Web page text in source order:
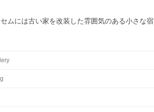
ムには古い家を改装した雰囲気のある小さな宿